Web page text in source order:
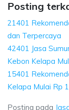
Posting
21401
dan Terpercaya
42401 Jasa
Kebon Kelapa
15401
Kelapa Mulai Rp
Posting pada